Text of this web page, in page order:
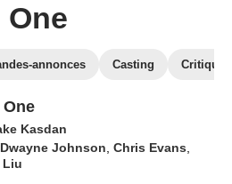
One
annonces Casting
One
Kasdan
Dwayne Johnson ,Chris Evans
Liu